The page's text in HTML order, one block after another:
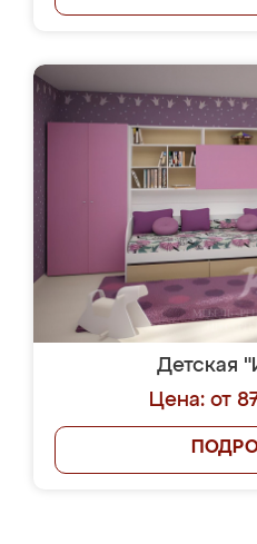
Детская
Цена: от